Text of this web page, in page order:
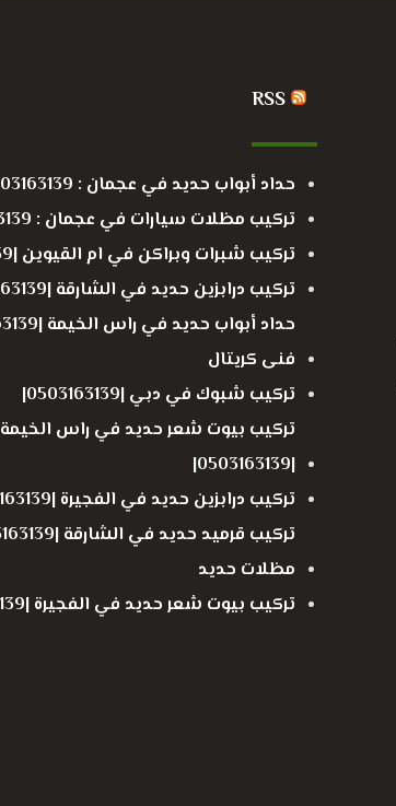
RSS
حداد أبواب حديد في عجمان : 0503163139
تركيب مظلات سيارات في عجمان : 0503163139
تركيب شبرات وبراكن في ام القيوين |0503163139
تركيب درابزين حديد في الشارقة |0503163139|
فنى كريتال
تركيب شبوك في دبي |0503163139|
تركيب بيوت شعر حديد في راس الخيمة
|0503163139|
تركيب درابزين حديد في الفجيرة |0503163139
مظلات حديد
تركيب بيوت شعر حديد في الفجيرة |0503163139|